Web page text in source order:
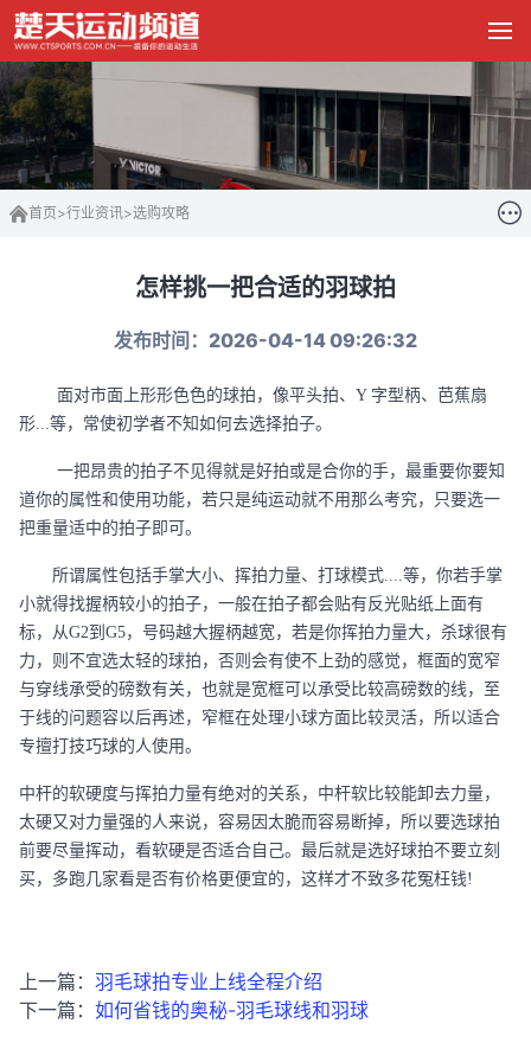
首页>行业资讯>选购攻略
怎样挑一把合适的羽球拍
发布时间：2026-04-14 09:26:32
面对市面上形形色色的球拍，像平头拍、 Y 字型柄、芭蕉扇
形...等，常使初学者不知如何去选择拍子。
一把昂贵的拍子不见得就是好拍或是合你的手，最重要你要知
道你的属性和使用功能，若只是纯运动就不用那么考究，只要选一
把重量适中的拍子即可。
所谓属性包括手掌大小、挥拍力量、打球模式....等，你若手掌
小就得找握柄较小的拍子，一般在拍子都会贴有反光贴纸上面有
标，从G2到G5，号码越大握柄越宽，若是你挥拍力量大，杀球很有
力，则不宜选太轻的球拍，否则会有使不上劲的感觉，框面的宽窄
与穿线承受的磅数有关，也就是宽框可以承受比较高磅数的线，至
于线的问题容以后再述，窄框在处理小球方面比较灵活，所以适合
专擅打技巧球的人使用。
中杆的软硬度与挥拍力量有绝对的关系，中杆软比较能卸去力量，
太硬又对力量强的人来说，容易因太脆而容易断掉，所以要选球拍
前要尽量挥动，看软硬是否适合自己。最后就是选好球拍不要立刻
买，多跑几家看是否有价格更便宜的，这样才不致多花冤枉钱!
上一篇： 羽毛球拍专业上线全程介绍
下一篇： 如何省钱的奥秘-羽毛球线和羽球